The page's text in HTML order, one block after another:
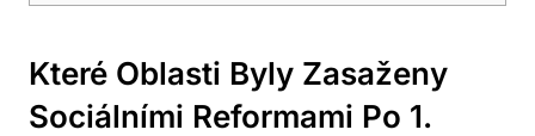
Které Oblasti Byly Zasaženy
Sociálními Reformami Po 1.